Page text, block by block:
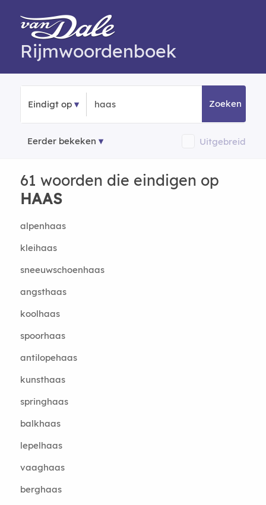
Rijmwoordenboek
Eindigt op Zoeken
Eerder bekeken Uitgebreid
61 woorden die eindigen op
HAAS
alpenhaas
kleihaas
sneeuwschoenhaas
angsthaas
koolhaas
spoorhaas
antilopehaas
kunsthaas
springhaas
balkhaas
lepelhaas
vaaghaas
berghaas